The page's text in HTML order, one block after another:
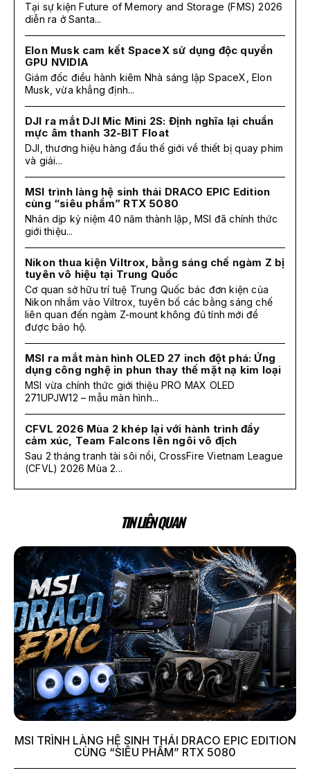
Tại sự kiện Future of Memory and Storage (FMS) 2026
diễn ra ở Santa...
Elon Musk cam kết SpaceX sử dụng độc quyền
GPU NVIDIA
Giám đốc điều hành kiêm Nhà sáng lập SpaceX, Elon
Musk, vừa khẳng định...
DJI ra mắt DJI Mic Mini 2S: Định nghĩa lại chuẩn
mực âm thanh 32-BIT Float
DJI, thương hiệu hàng đầu thế giới về thiết bị quay phim
và giải...
MSI trình làng hệ sinh thái DRACO EPIC Edition
cùng “siêu phẩm” RTX 5080
Nhân dịp kỷ niệm 40 năm thành lập, MSI đã chính thức
giới thiệu...
Nikon thua kiện Viltrox, bằng sáng chế ngàm Z bị
tuyên vô hiệu tại Trung Quốc
Cơ quan sở hữu trí tuệ Trung Quốc bác đơn kiện của
Nikon nhắm vào Viltrox, tuyên bố các bằng sáng chế
liên quan đến ngàm Z-mount không đủ tính mới để
được bảo hộ.
MSI ra mắt màn hình OLED 27 inch đột phá: Ứng
dụng công nghệ in phun thay thế mặt nạ kim loại
MSI vừa chính thức giới thiệu PRO MAX OLED
271UPJW12 – mẫu màn hình...
CFVL 2026 Mùa 2 khép lại với hành trình đầy
cảm xúc, Team Falcons lên ngôi vô địch
Sau 2 tháng tranh tài sôi nổi, CrossFire Vietnam League
(CFVL) 2026 Mùa 2...
TIN LIÊN QUAN
MSI TRÌNH LÀNG HỆ SINH THÁI DRACO EPIC EDITION
CÙNG “SIÊU PHẨM” RTX 5080